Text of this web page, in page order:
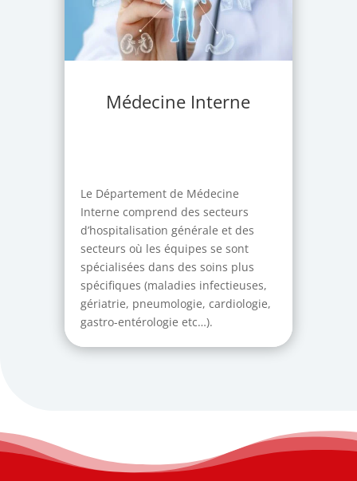
Médecine Interne
Le Département de Médecine
Interne comprend des secteurs
d’hospitalisation générale et des
secteurs où les équipes se sont
spécialisées dans des soins plus
spécifiques (maladies infectieuses,
gériatrie, pneumologie, cardiologie,
gastro-entérologie etc…).